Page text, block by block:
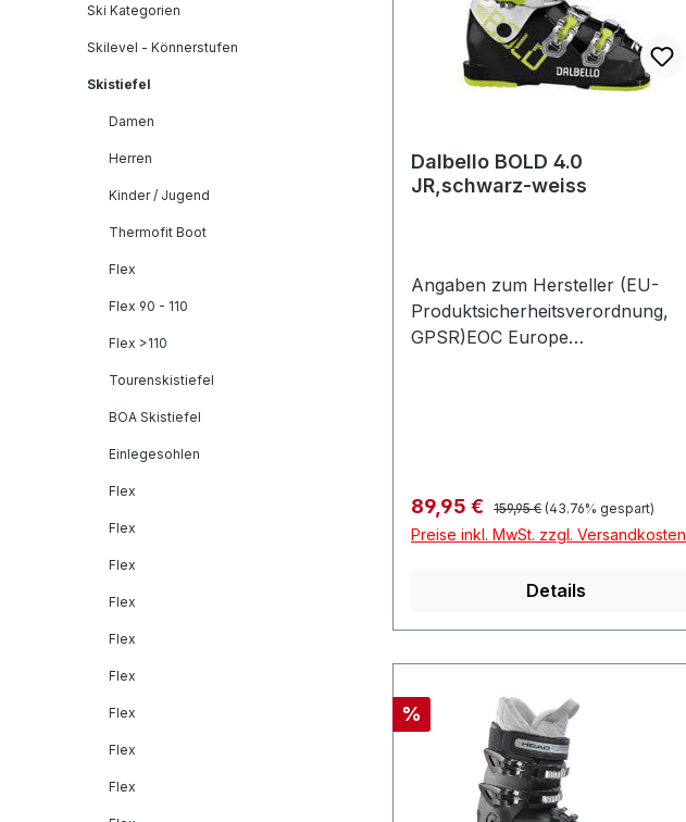
Ski Kategorien
Skilevel - Könnerstufen
Skistiefel
Damen
Herren
Kinder / Jugend
Thermofit Boot
Flex
Flex 90 - 110
Flex >110
Tourenskistiefel
BOA Skistiefel
Einlegesohlen
Flex
Flex
Flex
Flex
Flex
Flex
Flex
Flex
Flex
Dalbello BOLD 4.0
JR,schwarz-weiss
Angaben zum Hersteller (EU-
Produktsicherheitsverordnung,
GPSR)EOC Europe
Verkaufspreis:
89,95 € Regulärer Preis:
159,95 € (43.76% gespart)
Preise inkl. MwSt. zzgl. Versandkosten
Details
Rabatt
%